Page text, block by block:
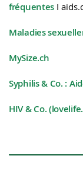
fréquentes I
Maladies
MySize.ch
Syphilis & Co. :
HIV & Co.